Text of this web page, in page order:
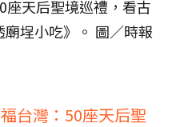
座天后聖境巡禮，看古
埕小吃》。 圖／時報
台灣：50座天后聖